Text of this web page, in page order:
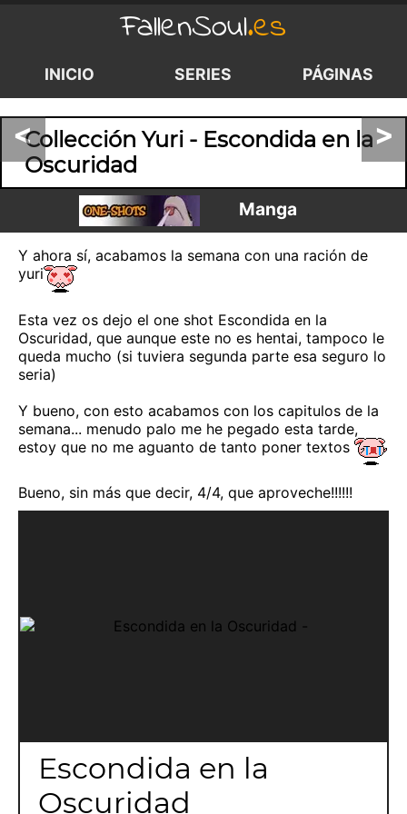
FallenSoul.es
INICIO SERIES PÁGINAS
< >
Collección Yuri - Escondida en la
Oscuridad
Manga
Y ahora sí, acabamos la semana con una ración de
yuri
Esta vez os dejo el one shot Escondida en la
Oscuridad, que aunque este no es hentai, tampoco le
queda mucho (si tuviera segunda parte esa seguro lo
seria)
Y bueno, con esto acabamos con los capitulos de la
semana... menudo palo me he pegado esta tarde,
estoy que no me aguanto de tanto poner textos
Bueno, sin más que decir, 4/4, que aproveche!!!!!!
Escondida en la
Oscuridad